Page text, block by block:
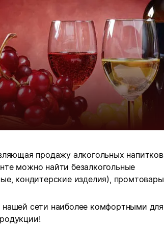
продажу алкогольных напитков
можно найти безалкогольные
кондитерские изделия), промтовары
сети наиболее комфортными для